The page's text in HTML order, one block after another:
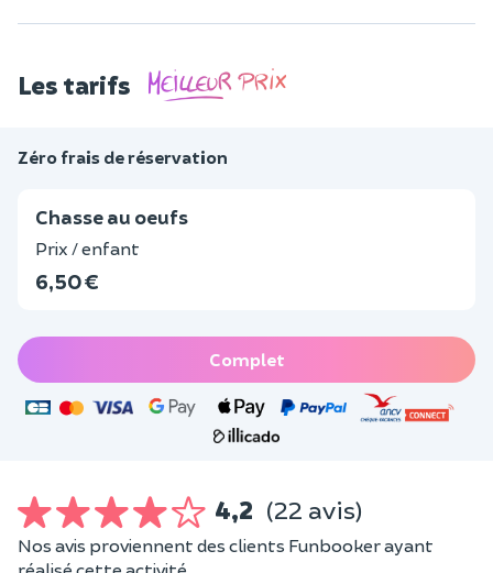
Les tarifs
Zéro frais de réservation
Chasse au oeufs
Prix / enfant
6,50 €
Complet
4,2 (22 avis)
Nos avis proviennent des clients Funbooker ayant